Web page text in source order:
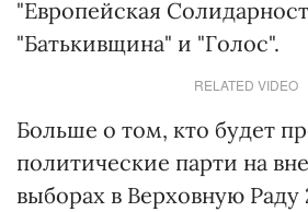
Как сообщалось, 9 июня в
ботаническом саду им.
состоялся съезд
"Слуга народа". На нем
первуюсотню
29 мая партия"Слуга